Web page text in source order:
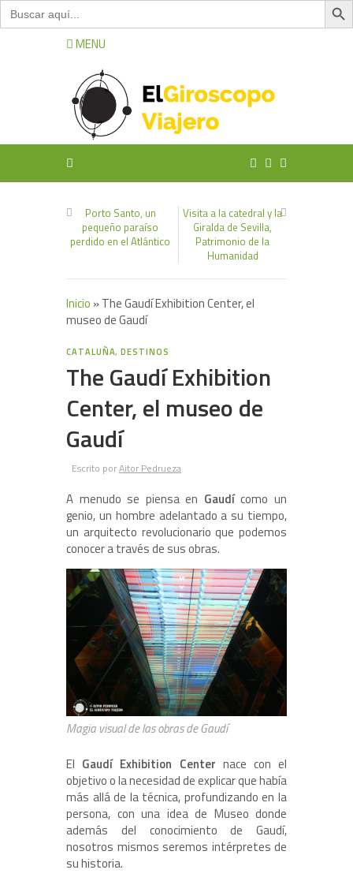
Buscar:
MENU
Porto Santo, un
pequeño paraíso
perdido en el Atlántico
Visita a la catedral y la
Giralda de Sevilla,
Patrimonio de la
Humanidad
Inicio »The Gaudí Exhibition Center, el
museo de Gaudí
CATALUÑA,DESTINOS
The Gaudí Exhibition
Center, el museo de
Gaudí
Escrito porAitor Pedrueza
A menudo se piensa en Gaudícomo un
genio, un hombre adelantado a su tiempo,
un arquitecto revolucionario que podemos
conocer a través de sus obras.
Magia visual de las obras de Gaudí
El Gaudí Exhibition Center nace con el
objetivo o la necesidad de explicar que había
más allá de la técnica, profundizando en la
persona, con una idea de Museo donde
además del conocimiento de Gaudí,
nosotros mismos seremos intérpretes de
su historia.